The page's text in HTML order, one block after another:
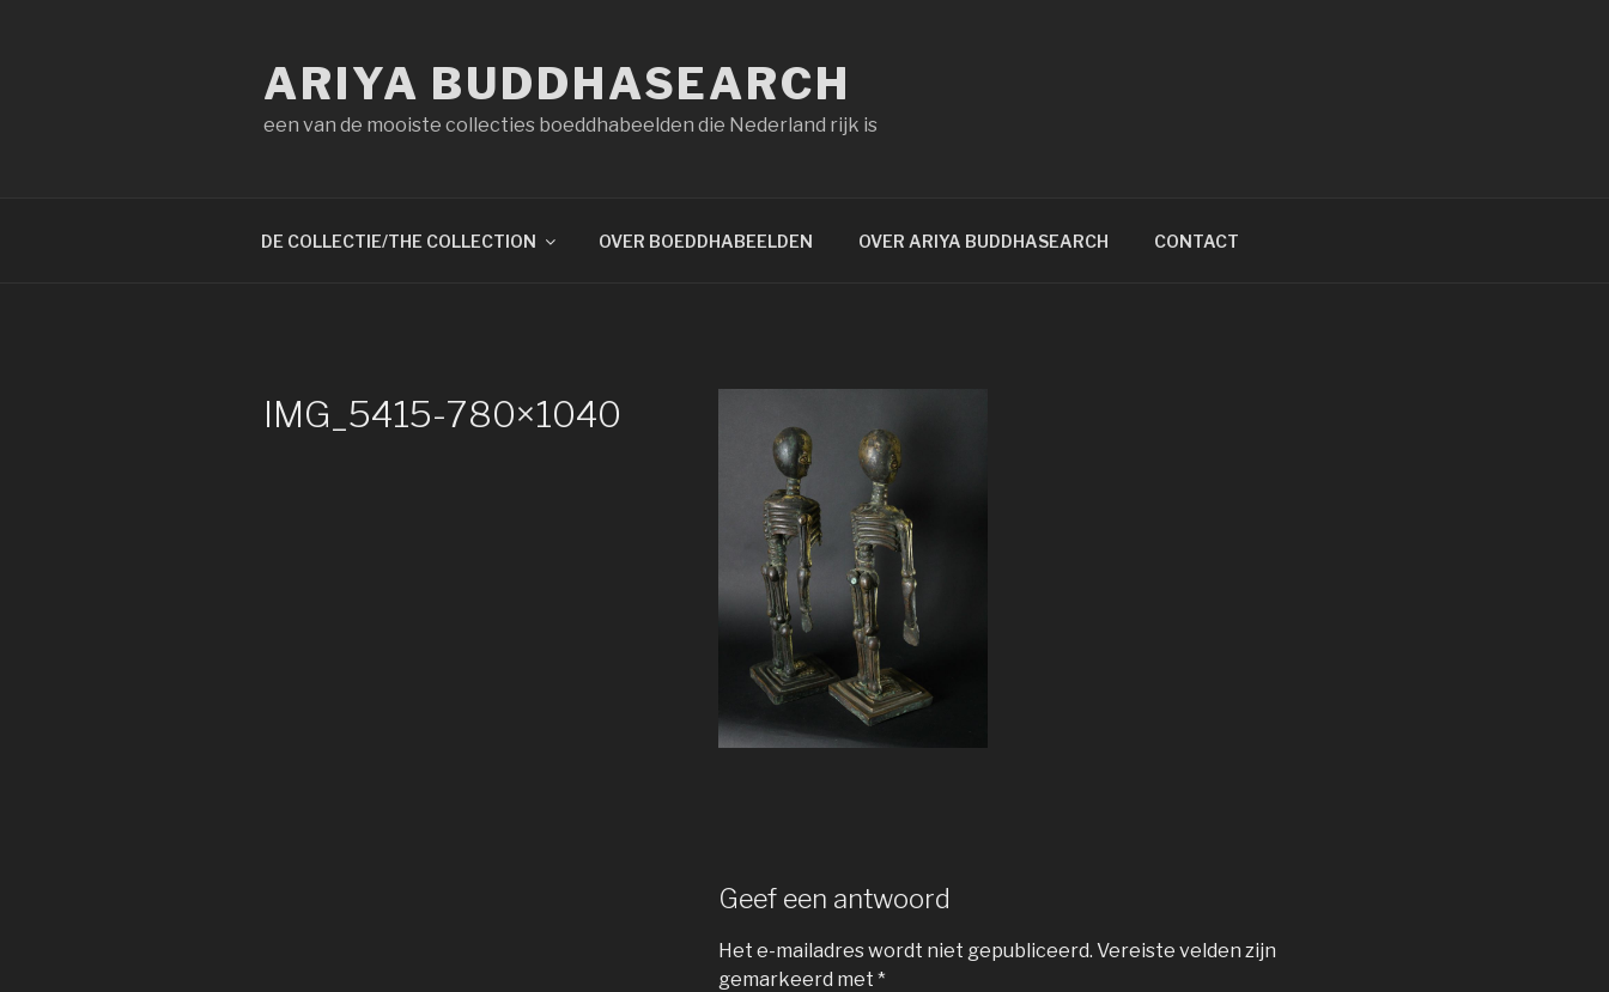
ARIYA BUDDHASEARCH
een van de mooiste collecties boeddhabeelden die Nederland rijk is
DE COLLECTIE/THE COLLECTION OVER BOEDDHABEELDEN OVER ARIYA BUDDHASEARCH CONTACT
IMG_5415-780×1040
Geef een antwoord
Het e-mailadres wordt niet gepubliceerd. Vereiste velden zijn
gemarkeerd met *